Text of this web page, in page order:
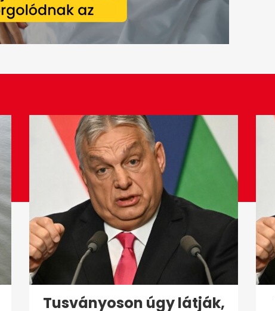
Tusványoson úgy látják,